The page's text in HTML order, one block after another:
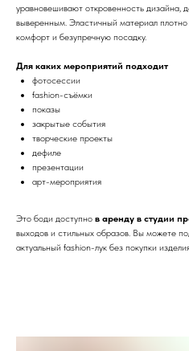
уравновешивают откровенность дизайна,
выверенным. Эластичный материал
комфорт и безупречную посадку.
Для каких мероприятий подходит
фотосессии
fashion-съёмки
показы
закрытые события
творческие проекты
дефиле
презентации
арт-мероприятия
Это боди доступно в аренду в студии
выходов и стильных образов. Вы можете
актуальный fashion-лук без покупки